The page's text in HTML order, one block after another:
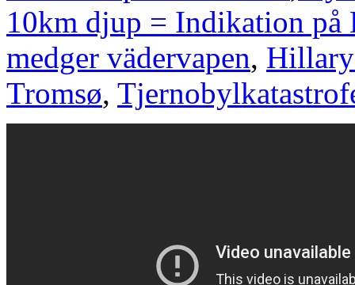
10km djup = Indikation på
medger vädervapen,
Tromsø,